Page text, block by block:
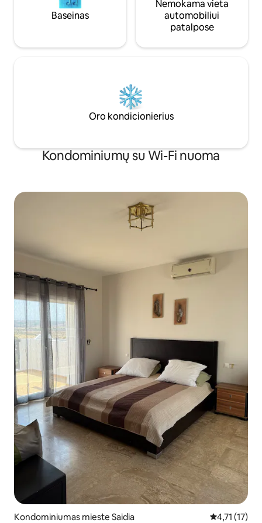
Baseinas
Nemokama vieta
automobiliui
patalpose
Oro kondicionierius
Kondominiumų su Wi-Fi nuoma
Kondominiumas mieste Saidia Vidutinis
4,71 (17)